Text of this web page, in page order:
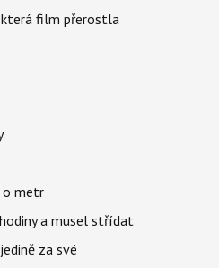
film přerostla
o metr
a musel střídat
za své